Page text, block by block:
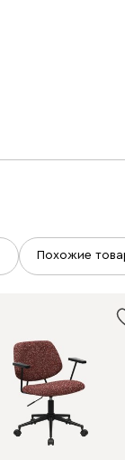
Похожие